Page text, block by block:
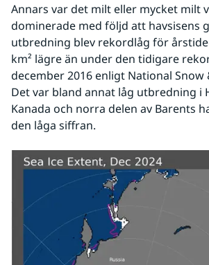
Annars var det milt eller mycket milt
dominerade med följd att havsisens
utbredning blev rekordlåg för
km² lägre än under den tidigare
december 2016 enligt National Snow
Det var bland annat låg utbredning i
Kanada och norra delen av Barents
den låga siffran.